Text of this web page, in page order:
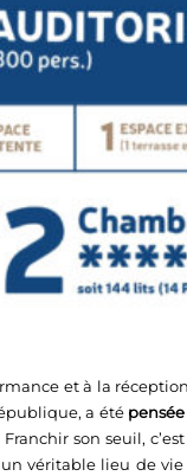
et à la
a été
Franchir son seuil,
véritable lieu de